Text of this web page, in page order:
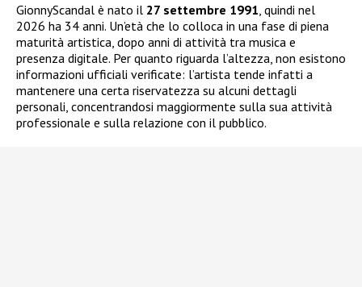
GionnyScandal è nato il 27 settembre 1991 , quindi nel
2026 ha 34 anni. Un’età che lo colloca in una fase di piena
maturità artistica, dopo anni di attività tra musica e
presenza digitale. Per quanto riguarda l’altezza, non esistono
informazioni ufficiali verificate: l’artista tende infatti a
mantenere una certa riservatezza su alcuni dettagli
personali, concentrandosi maggiormente sulla sua attività
professionale e sulla relazione con il pubblico.